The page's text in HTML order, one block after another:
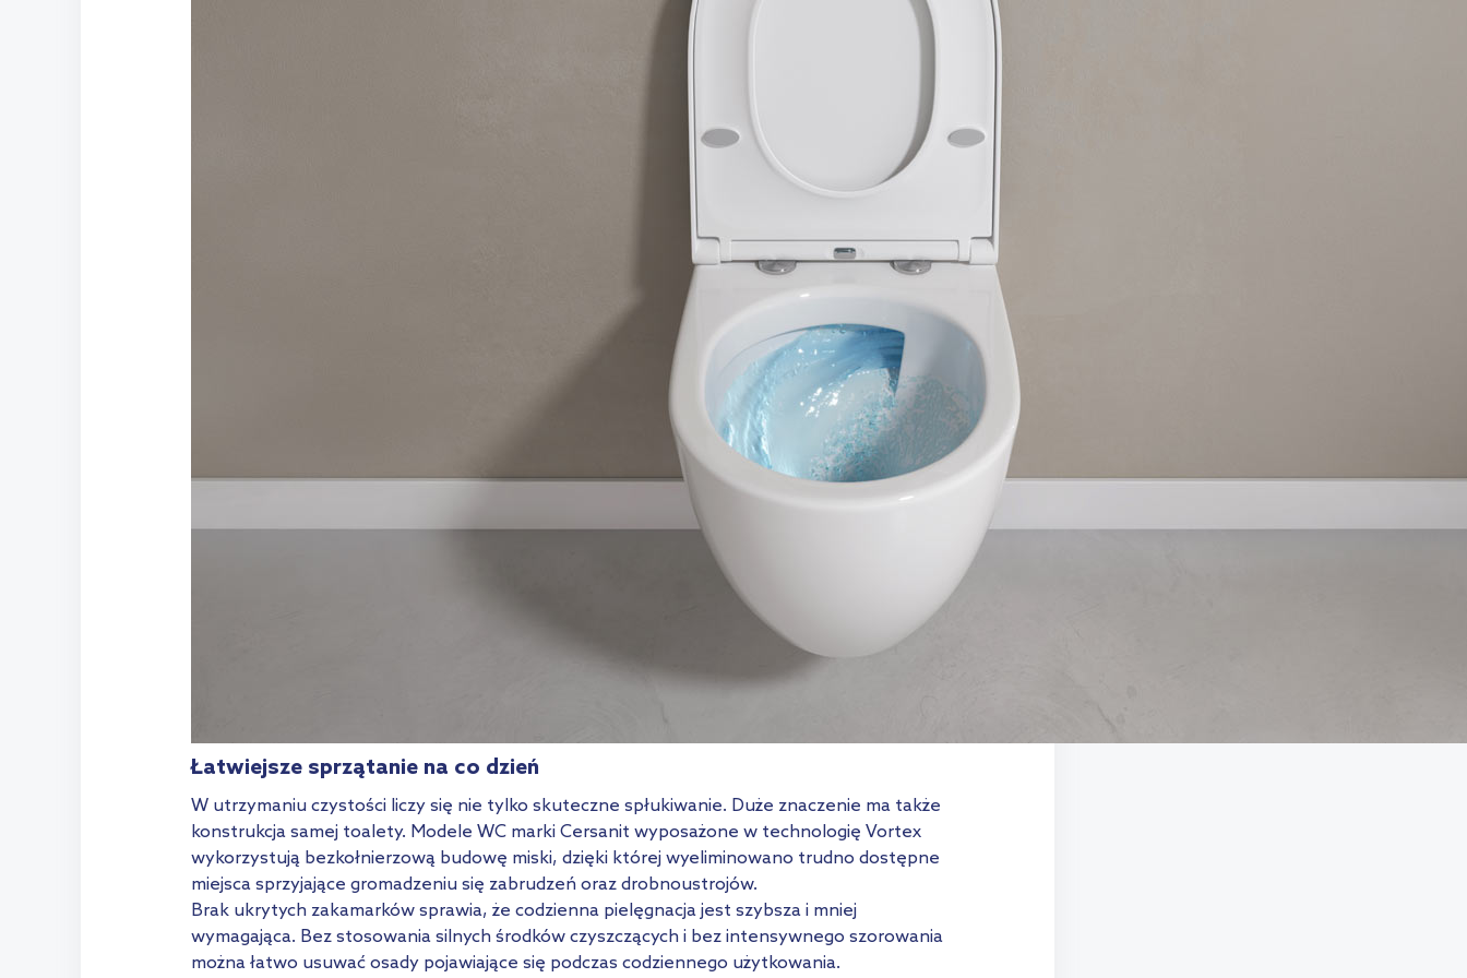
Łatwiejsze sprzątanie na co dzień
W utrzymaniu czystości liczy się nie tylko skuteczne spłukiwanie. Duże znaczenie ma także
konstrukcja samej toalety. Modele WC marki Cersanit wyposażone w technologię Vortex
wykorzystują bezkołnierzową budowę miski, dzięki której wyeliminowano trudno dostępne
miejsca sprzyjające gromadzeniu się zabrudzeń oraz drobnoustrojów.
Brak ukrytych zakamarków sprawia, że codzienna pielęgnacja jest szybsza i mniej
wymagająca. Bez stosowania silnych środków czyszczących i bez intensywnego szorowania
można łatwo usuwać osady pojawiające się podczas codziennego użytkowania.